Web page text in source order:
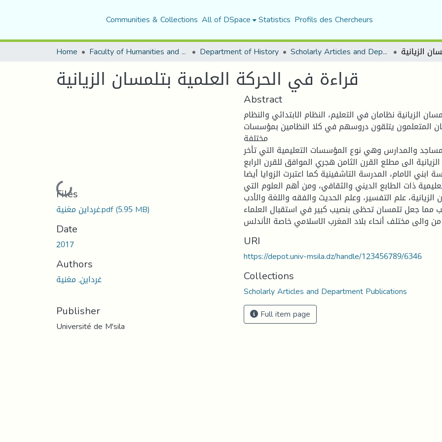
Communities & Collections All of DSpace Statistics Profils des Chercheurs
Home Faculty of Humanities and Social Sciences Department of History Scholarly Articles and Department Publications
قراءة في الحركة العلمية بتلمسان الزيانية
Loading...
Files
غرداين مغنية.pdf(5.95 MB)
Date
2017
Authors
غرداين, مغنية
Publisher
Université de M'sila
Abstract
الزيانية نظامان في التعليم، النظام الابتدائي والنظام
المتعلمون يتلقون دروسهم في كلا النظامين بمؤسسات
مختلفة
والمدارس وهي نوع المؤسسات التعليمية التي تأخر
الى مطلع القرن الثامن هجري الموافق للقرن الرابع
الامام، المدرسة التاشفينية كما اعتبرت الزوايا أيضا
ذات الطابع الديني والثقافي، ومن أهم العلوم التي
علم التفسير، وعلم الحديث والفقه واللغة والأدب
مما جعل تلمسان تحظى بنصيب كبير في استقبال العلماء
والى مختلف أنحاء بلاد المغرب الاسلامي خاصة الأندلس
URI
https://depot.univ-msila.dz/handle/123456789/6346
Collections
Scholarly Articles and Department Publications
Full item page